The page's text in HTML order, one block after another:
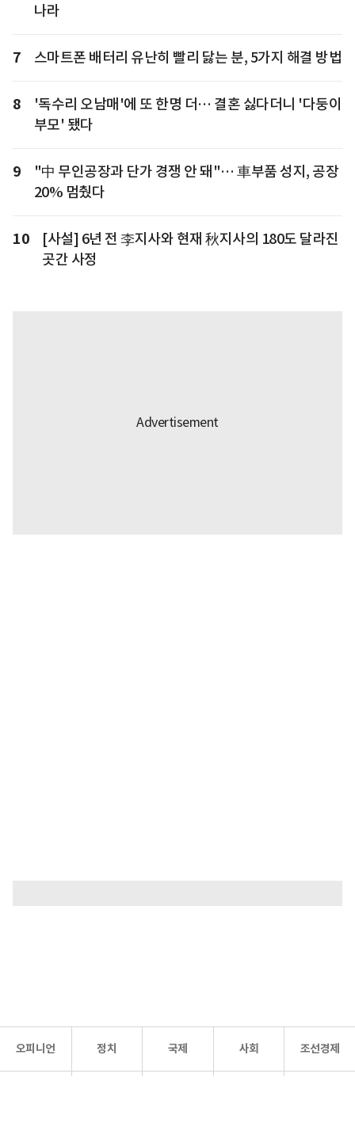
나라
7 스마트폰 배터리 유난히 빨리 닳는 분, 5가지 해결 방법
8
'독수리 오남매'에 또 한명 더… 결혼 싫다더니 '다둥이
부모' 됐다
9
"中 무인공장과 단가 경쟁 안 돼"… 車부품 성지, 공장
20% 멈췄다
10
[사설] 6년 전 李지사와 현재 秋지사의 180도 달라진
곳간 사정
오피니언 정치 국제 사회 조선경제